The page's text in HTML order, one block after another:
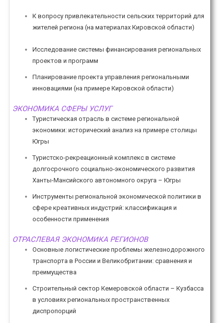
К вопросу привлекательности сельских территорий для
жителей региона (на материалах Кировской области)
Исследование системы финансирования региональных
проектов и программ
Планирование проекта управления региональными
инновациями (на примере Кировской области)
ЭКОНОМИКА СФЕРЫ УСЛУГ
Туристическая отрасль в системе региональной
экономики: исторический анализ на примере столицы
Югры
Туристско-рекреационный комплекс в системе
долгосрочного социально-экономического развития
Ханты-Мансийского автономного округа – Югры
Инструменты региональной экономической политики в
сфере креативных индустрий: классификация и
особенности применения
ОТРАСЛЕВАЯ ЭКОНОМИКА РЕГИОНОВ
Основные логистические проблемы железнодорожного
транспорта в России и Великобритании: сравнения и
преимущества
Строительный сектор Кемеровской области – Кузбасса
в условиях региональных пространственных
диспропорций